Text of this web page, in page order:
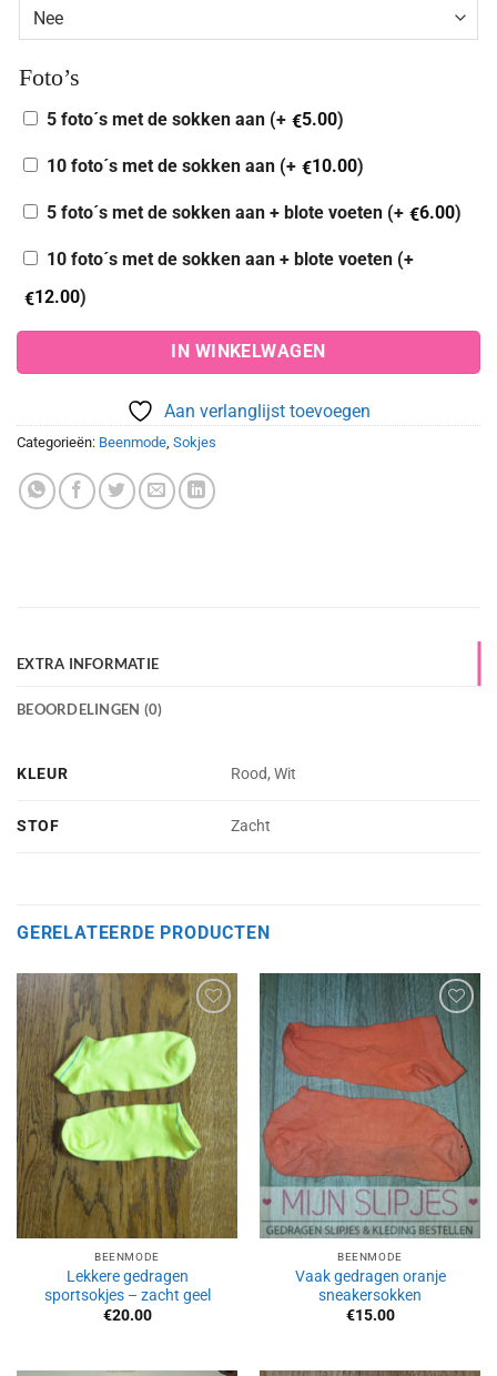
Foto’s
5 foto´s met de sokken aan (+ €5.00)
10 foto´s met de sokken aan (+ €10.00)
5 foto´s met de sokken aan + blote voeten (+ €6.00)
10 foto´s met de sokken aan + blote voeten (+
€12.00)
IN WINKELWAGEN
Aan verlanglijst toevoegen
Categorieën: Beenmode Sokjes
EXTRA INFORMATIE
BEOORDELINGEN (0)
KLEUR Rood, Wit
STOF Zacht
GERELATEERDE PRODUCTEN
Aan
verlanglijst
toevoegen
BEENMODE
Lekkere gedragen
sportsokjes – zacht geel
€20.00
Aan
verlanglijst
toevoegen
BEENMODE
Vaak gedragen oranje
sneakersokken
€15.00